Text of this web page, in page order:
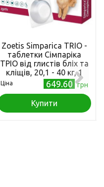
Zoetis Simparica TRIO -
таблетки Сімпаріка
ТРІО від глистів бліх та
кліщів, 20,1 - 40 кг, 1
таблетка
Ціна 649.60 грн
Купити